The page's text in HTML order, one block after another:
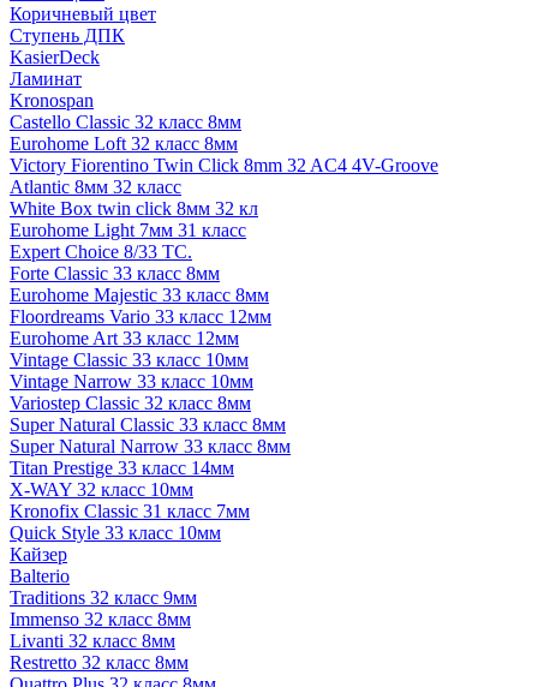
Коричневый цвет
Ступень ДПК
KasierDeck
Ламинат
Kronospan
Castello Classic 32 класс 8мм
Eurohome Loft 32 класс 8мм
Victory Fiorentino Twin Click 8mm 32 AC4 4V-Groove
Atlantic 8мм 32 класс
White Box twin click 8мм 32 кл
Eurohome Light 7мм 31 класс
Expert Choice 8/33 TC.
Forte Classic 33 класс 8мм
Eurohome Majestic 33 класс 8мм
Floordreams Vario 33 класс 12мм
Eurohome Art 33 класс 12мм
Vintage Classic 33 класс 10мм
Vintage Narrow 33 класс 10мм
Variostep Classic 32 класс 8мм
Super Natural Classic 33 класс 8мм
Super Natural Narrow 33 класс 8мм
Titan Prestige 33 класс 14мм
X-WAY 32 класс 10мм
Kronofix Classic 31 класс 7мм
Quick Style 33 класс 10мм
Кайзер
Balterio
Traditions 32 класс 9мм
Immenso 32 класс 8мм
Livanti 32 класс 8мм
Restretto 32 класс 8мм